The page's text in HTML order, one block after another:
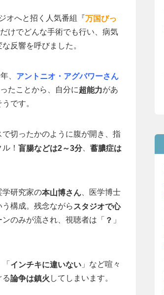
オへと招く人気番組『万国びっ
けでどんな手術でも行い、病気
反響を呼びました。
、 アントニオ・アグバワーさん
たことから、自分に超能力があ
です。
切ったかのように腹が開き、指
！ 盲腸などは2～3分、 蓄膿症は
学研究家の本山博さん 、医学博士
構成。残念ながら スタジオで心
のみが流され、視聴者は「 ？ 」
「 インチキに違いない 」など喧々
る論争は鎮火 してしまいます。